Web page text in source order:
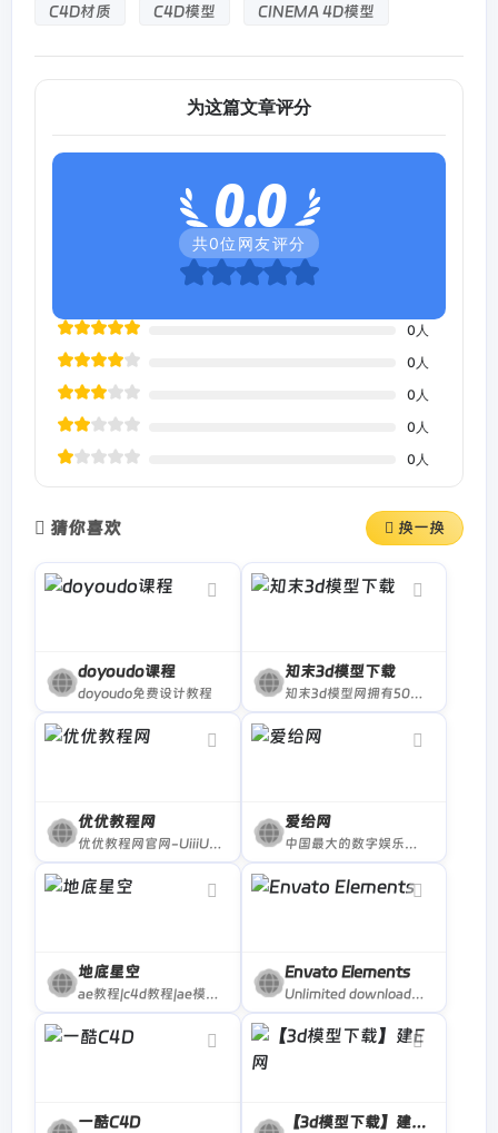
C4D材质 C4D模型 CINEMA 4D模型
为这篇文章评分
0.0
共0位网友评分
0 人
0 人
0 人
0 人
0 人
猜你喜欢 换一换
doyoudo课程
doyoudo免费设计教程
知末3d模型下载
知末3d模型网拥有50多万精品3d模型素材库为设计师提供室内外公装,家装,场景,家具,交通工具及户外等立体3d模型下载.下载免费3dmax原创模型素材就上知末3d模型网下载.
优优教程网
优优教程网官网-UiiiUiii.com，免费设计软件自学平台。为网友及设计人员提供原创平面、UI、网页、C4D、Sketch、动效等免费教程。提供软件下载安装教程。优设网旗下站点。
爱给网
中国最大的数字娱乐免费素材下载网站,免费提供免费的音效配乐|3D模型|视频|游戏素材资源下载。
地底星空
ae教程|c4d教程|ae模板|地底星空|didixk|相册|cinema 4d|中文教程|实拍素材|特效合成|adobe cc|ae预设|插件下载|包装视频|后期制作|影视特效|中国电视|3d模型|音乐素材|样片欣赏|fcpx资源|企业宣传|片头动画|d站|2016|autodesk|mocha|
Envato Elements
Unlimited downloads of stock videos, royalty-free music, photos, graphics, graphic templates &amp; more. The only creative subscription you need.
一酷C4D 【3d模型下载】建E网